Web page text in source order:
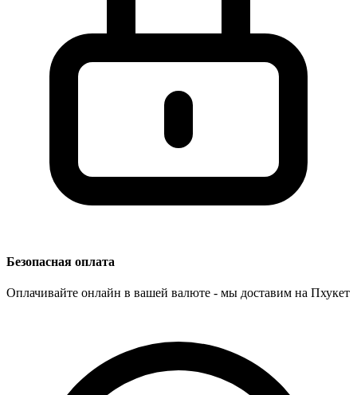
Безопасная оплата
Оплачивайте онлайн в вашей валюте - мы доставим на Пхукет